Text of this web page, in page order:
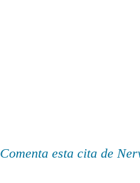
Comenta esta cita de